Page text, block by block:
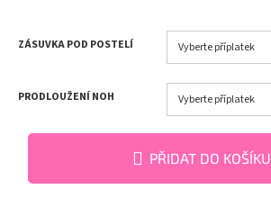
ZÁSUVKA POD POSTELÍ
PRODLOUŽENÍ NOH
PŘIDAT DO KOŠÍKU